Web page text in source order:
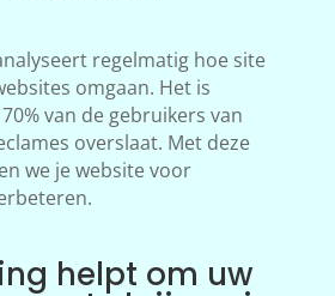
regelmatig hoe site
omgaan. Het is
van de gebruikers van
overslaat. Met deze
we je website voor
helpt om uw